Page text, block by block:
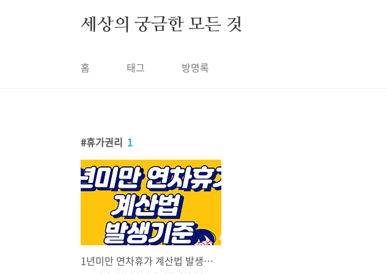
세상의 궁금한 모든 것
홈 태그 방명록
휴가권리 1
1년미만 연차휴가 계산법 발생기준